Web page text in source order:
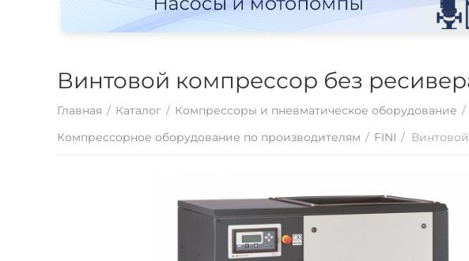
Винтовой компрессор без
Главная / Каталог / Компрессоры и пневматическое оборудование /
Компрессорное оборудование по производителям / FINI /